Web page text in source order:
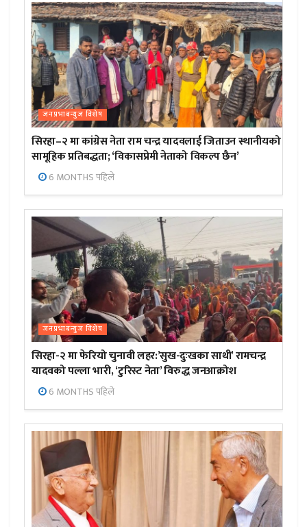
जनप्रभाबन्युज विशेष
सिरहा–२ मा कांग्रेस नेता राम चन्द्र यादवलाई जिताउन स्थानीयको
सामूहिक प्रतिबद्धता; ‘विकासप्रेमी नेताको विकल्प छैन’
6 MONTHS पहिले
जनप्रभाबन्युज विशेष
सिरहा-२ मा फेरियो चुनावी लहर:’सुख-दुःखका साथी’ रामचन्द्र
यादवको पल्ला भारी, ‘टुरिस्ट नेता’ विरुद्ध जनआक्रोश
6 MONTHS पहिले